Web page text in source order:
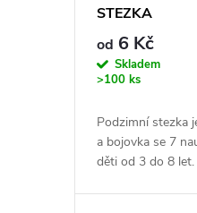
STEZKA
od 6 Kč
Skladem
>100 ks
Podzimní stezka
a bojovka se 7
děti od 3 do 8